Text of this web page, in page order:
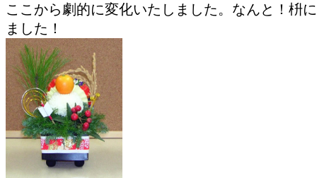
ここから劇的に変化いたしました。なんと！枡
ました！